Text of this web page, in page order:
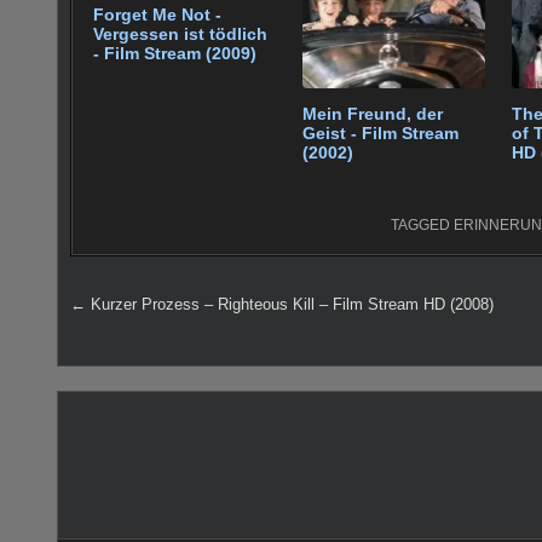
o
k
p
Forget Me Not -
Vergessen ist tödlich
- Film Stream (2009)
Mein Freund, der
Geist - Film Stream
(2002)
of
HD
TAGGED
Beitragsnavigation
← Kurzer Prozess – Righteous Kill – Film Stream HD (2008)